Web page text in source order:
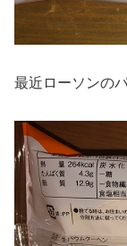
最近ローソンの